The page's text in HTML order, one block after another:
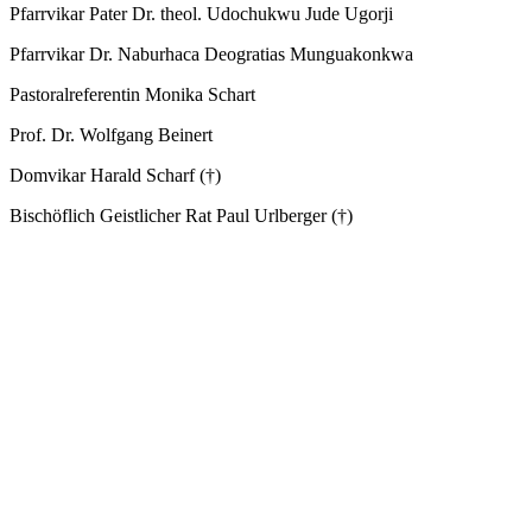
Pfarrvikar Pater Dr. theol. Udochukwu Jude Ugorji
Pfarrvikar Dr. Naburhaca Deogratias Munguakonkwa
Pastoralreferentin Monika Schart
Prof. Dr. Wolfgang Beinert
DomvikarHarald Scharf (†)
Bischöflich Geistlicher Rat Paul Urlberger (†)